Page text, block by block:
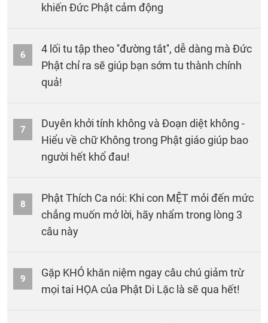
khiến Đức Phật cảm động
6
4 lối tu tập theo ''đường tắt'', dễ dàng mà Đức
Phật chỉ ra sẽ giúp bạn sớm tu thành chính
quả!
7
Duyên khởi tính không và Đoạn diệt không -
Hiểu về chữ Không trong Phật giáo giúp bao
người hết khổ đau!
8
Phật Thích Ca nói: Khi con MỆT mỏi đến mức
chẳng muốn mở lời, hãy nhẩm trong lòng 3
câu này
9
Gặp KHÓ khăn niệm ngay câu chú giảm trừ
mọi tai HỌA của Phật Di Lặc là sẽ qua hết!